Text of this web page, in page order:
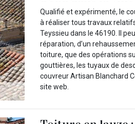
Qualifié et expérimenté, le
à réaliser tous travaux
Teyssieu dans le 46190. Il
réparation, d’un
toiture, que des opérations
gouttières, les tuyaux de
couvreur Artisan Blanchard
site web.